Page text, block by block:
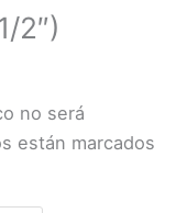
2″)
no será
están marcados